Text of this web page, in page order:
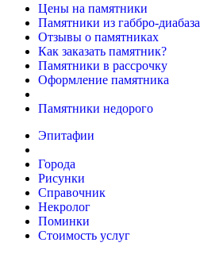
Цены на памятники
Памятники из габбро-диабаза
Отзывы о памятниках
Как заказать памятник?
Памятники в рассрочку
Оформление памятника
Памятники недорого
Эпитафии
Города
Рисунки
Справочник
Некролог
Поминки
Стоимость услуг